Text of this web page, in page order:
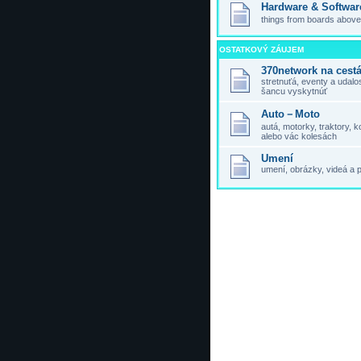
Hardware &
things from boards
OSTATKOVÝ ZÁUJEM
370network na
stretnuťá, eventy a
šancu vyskytnúť
Auto－Moto
autá, motorky, traktory,
alebo vác kolesách
Umení
umení, obrázky, videá a